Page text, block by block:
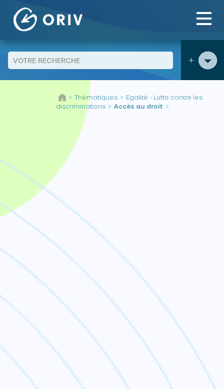
+
> Thématiques > Egalité - Lutte contre les
discriminations > Accès au droit >
Panneau de gestion des cookies